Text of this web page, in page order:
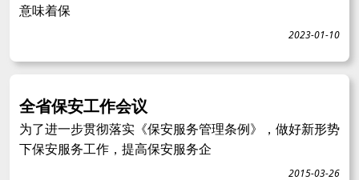
意味着保
2023-01-10
全省保安工作会议
为了进一步贯彻落实《保安服务管理条例》，做好新形势
下保安服务工作，提高保安服务企
2015-03-26